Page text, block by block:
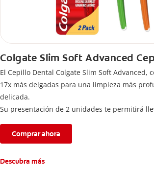
Colgate Slim Soft Advanced
El Cepillo Dental Colgate Slim Soft Advanced,
17x más delgadas para una limpieza más
delicada.
Su presentación de 2 unidades te permitirá
Comprar ahora
Descubra más